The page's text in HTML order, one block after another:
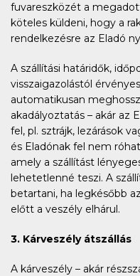
fuvareszközét a
köteles küldeni, hogy a
rendelkezésre az Eladó
A szállítási határidők,
visszaigazolástól
automatikusan
akadályoztatás – akár az
fel, pl. sztrájk, lezárások
és Eladónak fel nem
amely a szállítást
lehetetlenné teszi. A
betartani, ha legkésőbb
előtt a veszély elhárul.
3. Kárveszély átszállás
A kárveszély – akár